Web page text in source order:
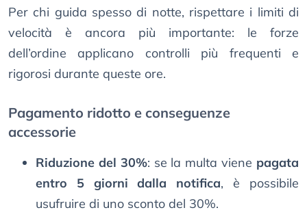
Per chi guida spesso di notte, rispettare i limiti di
velocità è ancora più importante: le forze
dell’ordine applicano controlli più frequenti e
rigorosi durante queste ore.
Pagamento ridotto e conseguenze
accessorie
Riduzione del 30%: se la multa viene pagata
entro 5 giorni dalla notifica, è possibile
usufruire di uno sconto del 30%.